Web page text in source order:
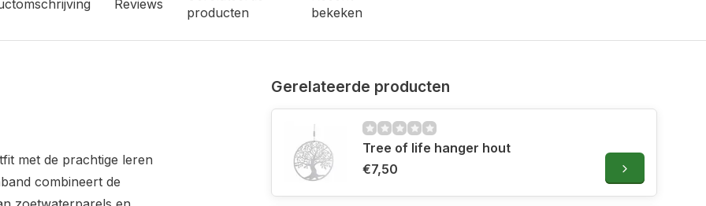
Reviews
producten
bekeken
met de prachtige leren
combineert de
Gerelateerde producten
Tree of life hanger hout
€7,50